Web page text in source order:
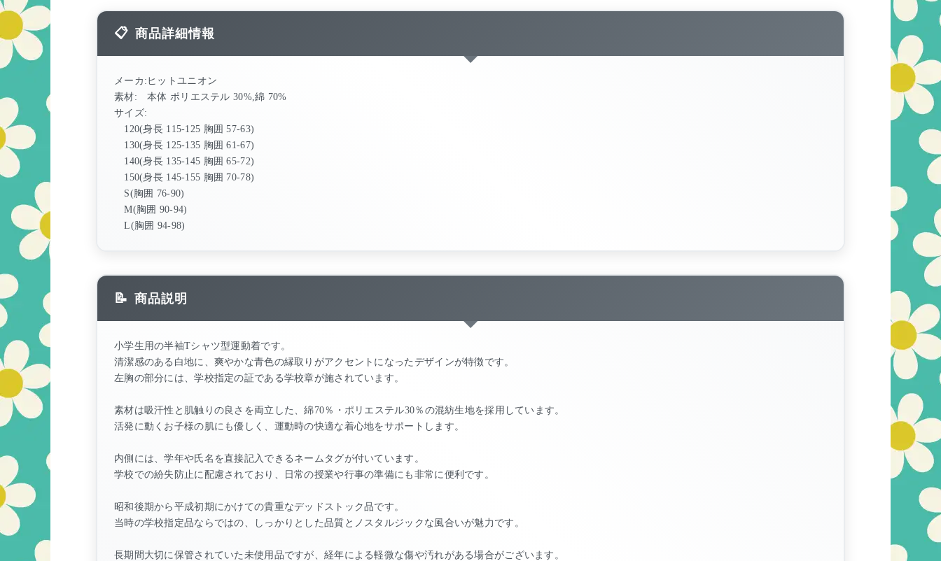
商品詳細情報
メーカ:ヒットユニオン
素材: 本体 ポリエステル 30%,綿 70%
サイズ:
120(身長 115-125 胸囲 57-63)
130(身長 125-135 胸囲 61-67)
140(身長 135-145 胸囲 65-72)
150(身長 145-155 胸囲 70-78)
S(胸囲 76-90)
M(胸囲 90-94)
L(胸囲 94-98)
商品説明
小学生用の半袖Tシャツ型運動着です。
清潔感のある白地に、爽やかな青色の縁取りがアクセントになったデザインが特徴です。
左胸の部分には、学校指定の証である学校章が施されています。
素材は吸汗性と肌触りの良さを両立した、綿70％・ポリエステル30％の混紡生地を採用しています。
活発に動くお子様の肌にも優しく、運動時の快適な着心地をサポートします。
内側には、学年や氏名を直接記入できるネームタグが付いています。
学校での紛失防止に配慮されており、日常の授業や行事の準備にも非常に便利です。
昭和後期から平成初期にかけての貴重なデッドストック品です。
当時の学校指定品ならではの、しっかりとした品質とノスタルジックな風合いが魅力です。
長期間大切に保管されていた未使用品ですが、経年による軽微な傷や汚れがある場合がございます。